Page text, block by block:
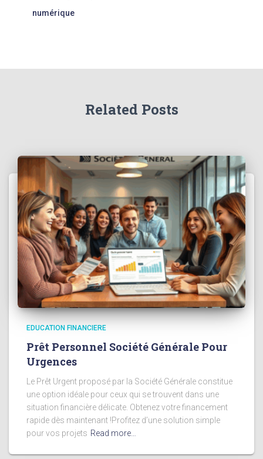
numérique
Related Posts
EDUCATION FINANCIERE
Prêt Personnel Société Générale Pour
Urgences
Le Prêt Urgent proposé par la Société Générale constitue
une option idéale pour ceux qui se trouvent dans une
situation financière délicate. Obtenez votre financement
rapide dès maintenant !Profitez d’une solution simple
pour vos projets Read more…